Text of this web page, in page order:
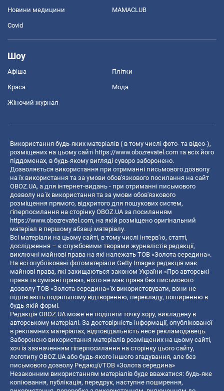
Новини медицини MAMACLUB
Covid
Шоу
Афіша Плітки
Краса Мода
Жіночий журнал
Використання будь-яких матеріалів ( в тому числі фото- та відео-),
розміщених на цьому сайті https://www.obozrevatel.com та всіх його
піддоменах, в будь-якому вигляді суворо заборонено.
Дозволяється використання при отриманні письмового дозволу
на їх використання та за умови обов'язкового посилання на сайт
OBOZ.UA, а для інтернет-видань - при отриманні письмового
дозволу на їх використання та за умови обов'язкового
розміщення прямого, відкритого для пошукових систем,
гіперпосилання на сторінку OBOZ.UA за посиланням
https://www.obozrevatel.com, на якій розміщено оригінальний
матеріал в першому абзаці матеріалу.
Всі матеріали на цьому сайті, в тому числі інтерв’ю, статті,
дослідження – є службовими творами журналістів редакції,
виключні майнові права на які належать ТОВ «Золота середина».
На всі опубліковані фотоматеріали Getty Images редакція має
майнові права, які захищаються законом України «Про авторські
права та суміжні права», ніхто не має права без письмового
дозволу ТОВ «Золота середина» їх використовувати, вони не
підлягають подальшому відтворенню, перекладу, поширенню в
будь-якій формі.
Редакція OBOZ.UA може не поділяти точку зору, викладену в
авторському матеріалі. За достовірність інформації, опублікованої
в рекламних матеріалах, відповідальність несе рекламодавець.
Заборонено використання матеріалів розміщених на цьому сайті,
хоч із зазначенням гіперпосилання на сторінку цього сайту,
логотипу OBOZ.UA або будь-якого іншого згадування, але без
письмового дозволу Редакції/ТОВ «Золота середина»
Незаконним використанням матеріалів буде вважатися: будь-яке
копiювання, публiкацiя, передрук, наступне поширення,